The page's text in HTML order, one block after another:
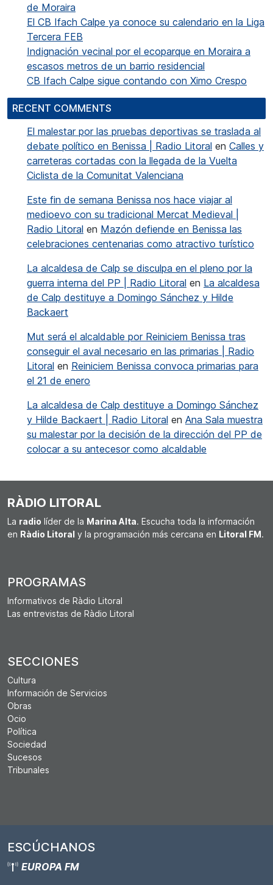
de Moraira
El CB Ifach Calpe ya conoce su calendario en la Liga
Tercera FEB
Indignación vecinal por el ecoparque en Moraira a
escasos metros de un barrio residencial
CB Ifach Calpe sigue contando con Ximo Crespo
RECENT COMMENTS
El malestar por las pruebas deportivas se traslada al
debate político en Benissa | Radio Litoral en Calles y
carreteras cortadas con la llegada de la Vuelta
Ciclista de la Comunitat Valenciana
Este fin de semana Benissa nos hace viajar al
medioevo con su tradicional Mercat Medieval |
Radio Litoral en Mazón defiende en Benissa las
celebraciones centenarias como atractivo turístico
La alcaldesa de Calp se disculpa en el pleno por la
guerra interna del PP | Radio Litoral en La alcaldesa
de Calp destituye a Domingo Sánchez y Hilde
Backaert
Mut será el alcaldable por Reiniciem Benissa tras
conseguir el aval necesario en las primarias | Radio
Litoral en Reiniciem Benissa convoca primarias para
el 21 de enero
La alcaldesa de Calp destituye a Domingo Sánchez
y Hilde Backaert | Radio Litoral en Ana Sala muestra
su malestar por la decisión de la dirección del PP de
colocar a su antecesor como alcaldable
RÀDIO LITORAL
La radio líder de la Marina Alta. Escucha toda la información
en Ràdio Litoral y la programación más cercana en Litoral FM.
PROGRAMAS
Informativos de Ràdio Litoral
Las entrevistas de Ràdio Litoral
SECCIONES
Cultura
Información de Servicios
Obras
Ocio
Política
Sociedad
Sucesos
Tribunales
ESCÚCHANOS
EUROPA FM